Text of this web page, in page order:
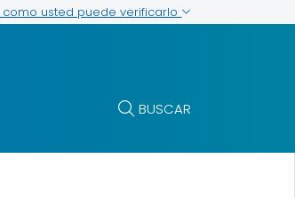
como usted puede verificarlo
BUSCAR